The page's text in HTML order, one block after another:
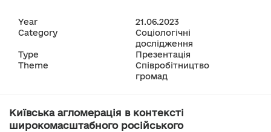
Year
21.06.2023
Category
Соціологічні
дослідження
Type
Презентація
Theme
Співробітництво
громад
Київська агломерація в контексті
широкомасштабного російського